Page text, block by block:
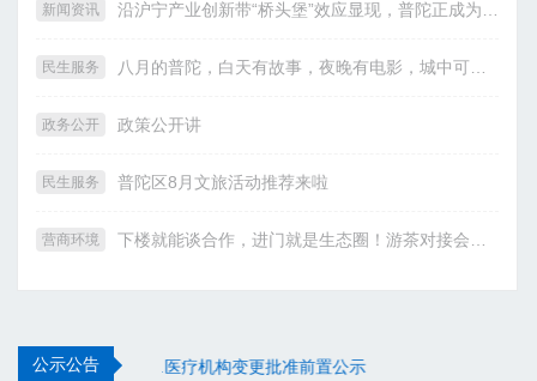
新闻资讯
民生服务
政务公开 政策公开讲
民生服务 普陀区8月文旅活动推荐来啦
营商环境
公示公告 医疗机构变更批准前置公示